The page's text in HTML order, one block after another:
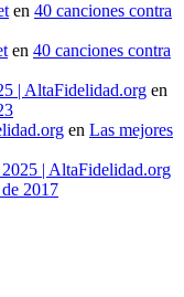
en 40 canciones contra
en 40 canciones contra
| AltaFidelidad.org en
en Las mejores
2025 | AltaFidelidad.org
2017